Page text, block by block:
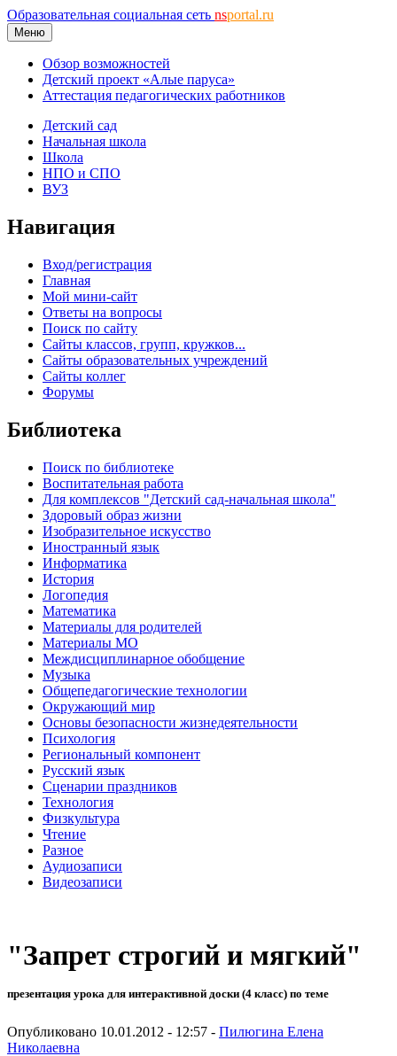
Образовательная социальная сеть nsportal.ru
Меню
Обзор возможностей
Детский проект «Алые паруса»
Аттестация педагогических работников
Детский сад
Начальная школа
Школа
НПО и СПО
ВУЗ
Навигация
Вход/регистрация
Главная
Мой мини-сайт
Ответы на вопросы
Поиск по сайту
Сайты классов, групп, кружков...
Сайты образовательных учреждений
Сайты коллег
Форумы
Библиотека
Поиск по библиотеке
Воспитательная работа
Для комплексов "Детский сад-начальная школа"
Здоровый образ жизни
Изобразительное искусство
Иностранный язык
Информатика
История
Логопедия
Математика
Материалы для родителей
Материалы МО
Междисциплинарное обобщение
Музыка
Общепедагогические технологии
Окружающий мир
Основы безопасности жизнедеятельности
Психология
Региональный компонент
Русский язык
Сценарии праздников
Технология
Физкультура
Чтение
Разное
Аудиозаписи
Видеозаписи
"Запрет строгий и мягкий"
презентация урока для интерактивной доски (4 класс) по теме
Опубликовано 10.01.2012 - 12:57 - Пилюгина Елена
Николаевна